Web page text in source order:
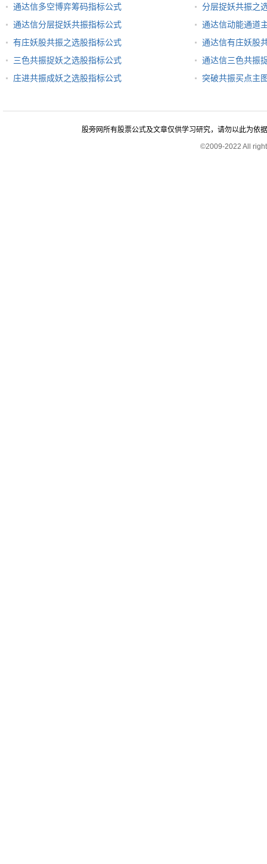
通达信多空博弈筹码指标公式
分层捉妖共振之
通达信分层捉妖共振指标公式
通达信动能通道
有庄妖股共振之选股指标公式
通达信有庄妖股
三色共振捉妖之选股指标公式
通达信三色共振
庄进共振成妖之选股指标公式
突破共振买点主
股旁网所有股票公式及文章仅供学习研究，请勿以此为依
©2009-2022 All